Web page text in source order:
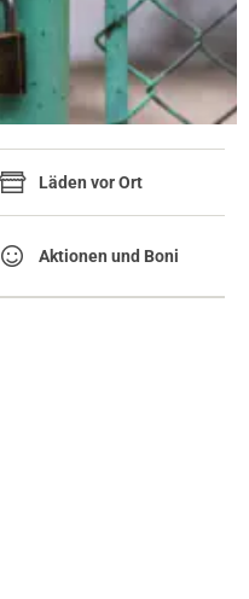
Läden vor Ort
Aktionen und Boni